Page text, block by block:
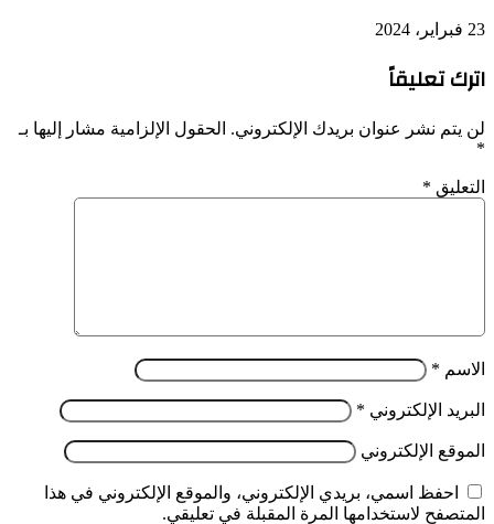
23 فبراير، 2024
اترك تعليقاً
لن يتم نشر عنوان بريدك الإلكتروني. الحقول الإلزامية مشار إليها بـ
*
التعليق *
الاسم *
البريد الإلكتروني *
الموقع الإلكتروني
احفظ اسمي، بريدي الإلكتروني، والموقع الإلكتروني في هذا
المتصفح لاستخدامها المرة المقبلة في تعليقي.